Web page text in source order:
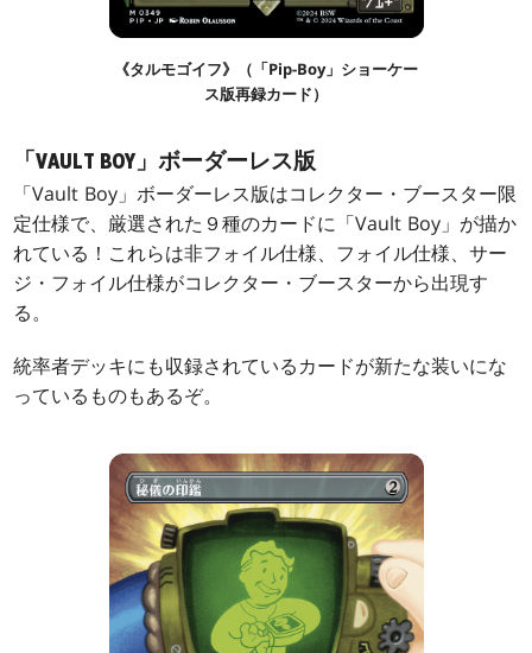
《タルモゴイフ》（「Pip-Boy」ショーケー
ス版再録カード）
「VAULT BOY」ボーダーレス版
「Vault Boy」ボーダーレス版はコレクター・ブースター限
定仕様で、厳選された９種のカードに「Vault Boy」が描か
れている！これらは非フォイル仕様、フォイル仕様、サー
ジ・フォイル仕様がコレクター・ブースターから出現す
る。
統率者デッキにも収録されているカードが新たな装いにな
っているものもあるぞ。